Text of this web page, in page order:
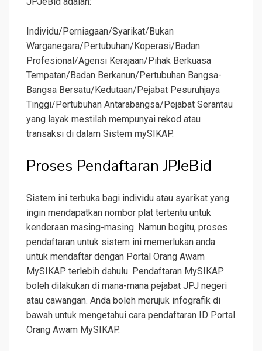
Individu/Perniagaan/Syarikat/Bukan
Warganegara/Pertubuhan/Koperasi/Badan
Profesional/Agensi Kerajaan/Pihak Berkuasa
Tempatan/Badan Berkanun/Pertubuhan Bangsa-
Bangsa Bersatu/Kedutaan/Pejabat Pesuruhjaya
Tinggi/Pertubuhan Antarabangsa/Pejabat Serantau
yang layak mestilah mempunyai rekod atau
transaksi di dalam Sistem mySIKAP.
Proses Pendaftaran JPJeBid
Sistem ini terbuka bagi individu atau syarikat yang
ingin mendapatkan nombor plat tertentu untuk
kenderaan masing-masing. Namun begitu, proses
pendaftaran untuk sistem ini memerlukan anda
untuk mendaftar dengan Portal Orang Awam
MySIKAP terlebih dahulu. Pendaftaran MySIKAP
boleh dilakukan di mana-mana pejabat JPJ negeri
atau cawangan. Anda boleh merujuk infografik di
bawah untuk mengetahui cara pendaftaran ID Portal
Orang Awam MySIKAP.